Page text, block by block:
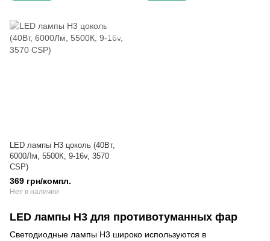
LED лампы H3 цоколь (40Вт,
6000Лм, 5500К, 9-16v, 3570
CSP)
369 грн/компл.
Нет в наличии
LED лампы H3 для противотуманных фар
Светодиодные лампы H3 широко используются в